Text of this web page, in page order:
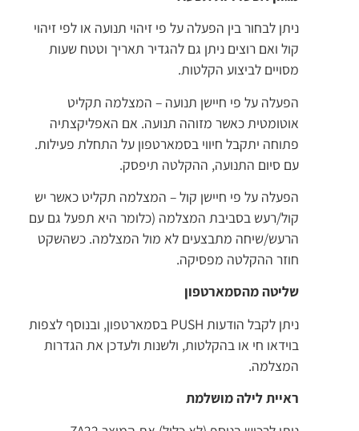
ניתן לבחור בין הפעלה על פי זיהוי תנועה או לפי זיהוי
קול ואם רוצים ניתן גם להגדיר תאריך וטטח שעות
מסויים לביצוע הקלטות.
הפעלה על פי חיישן תנועה – המצלמה תקליט
אוטומטית כאשר מזוהה תנועה. אם האפליקצתיה
פתוחה יתקבל חיווי בסמארטפון על התחלת פעילות.
עם סיום התנועה, ההקלטה תיפסק.
הפעלה על פי חיישן קול – המצלמה תקליט כאשר יש
קול/רעש בסביבת המצלמה (כלומר היא תפעל גם עם
הרעש/שיחה מתבצעים לא מול המצלמה. כשהשקט
חוזר ההקלטה מפסיקה.
שליטה מהסמארטפון
ניתן לקבל הודעות PUSH בסמארטפון, ובנוסף לצפות
בוידאו חי או בהקלטות, ולשנות ולעדכן את הגדרות
המצלמה.
ראיית לילה מושלמת